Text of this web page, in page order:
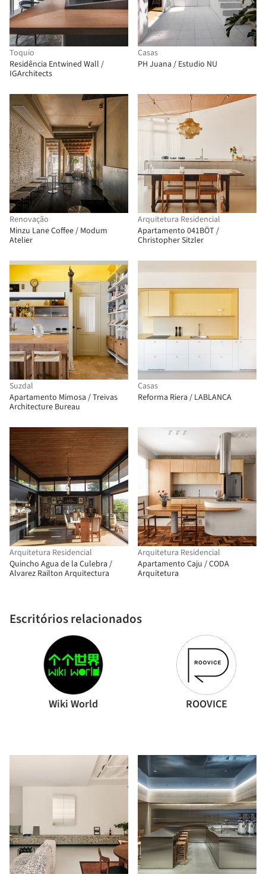
Toquio
Residência Entwined Wall /
IGArchitects
Casas
PH Juana / Estudio NU
Renovação
Minzu Lane Coffee / Modum
Atelier
Arquitetura Residencial
Apartamento 041BÖT /
Christopher Sitzler
Suzdal
Apartamento Mimosa / Treivas
Architecture Bureau
Casas
Reforma Riera / LABLANCA
Arquitetura Residencial
Quincho Agua de la Culebra /
Alvarez Railton Arquitectura
Escritórios relacionados
Wiki World ROOVICE
Arquitetura Residencial
Apartamento Caju / CODA
Arquitetura